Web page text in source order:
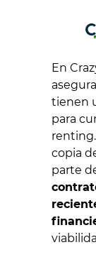
En
tienen
para
copia
parte